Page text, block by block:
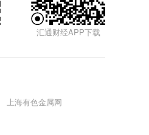
汇通财经APP下载
上海有色金属网